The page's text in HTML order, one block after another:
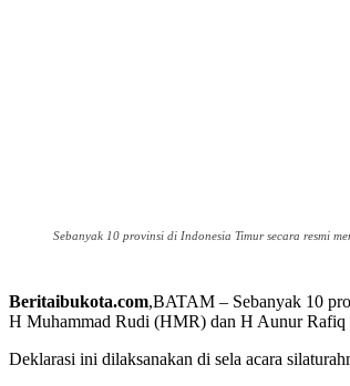
Sebanyak 10 provinsi di Indonesia Timur secara resmi
Beritaibukota.com,BATAM – Sebanyak 10
H Muhammad Rudi (HMR) dan H Aunur Rafiq
Deklarasi ini dilaksanakan di sela acara